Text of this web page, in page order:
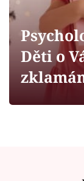
Sledujte
Filmový
Děti o